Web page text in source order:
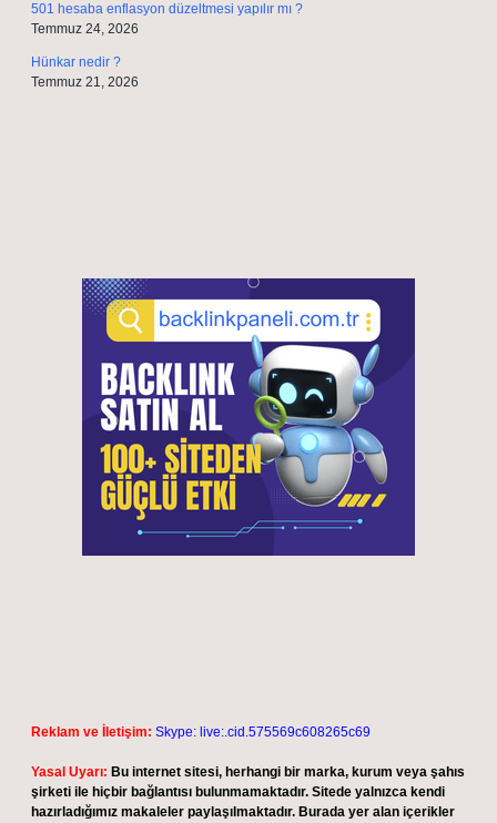
501 hesaba enflasyon düzeltmesi yapılır mı ?
Temmuz 24, 2026
Hünkar nedir ?
Temmuz 21, 2026
Reklam ve İletişim: Skype: live:.cid.575569c608265c69
Yasal Uyarı: Bu internet sitesi, herhangi bir marka, kurum veya şahıs
şirketi ile hiçbir bağlantısı bulunmamaktadır. Sitede yalnızca kendi
hazırladığımız makaleler paylaşılmaktadır. Burada yer alan içerikler